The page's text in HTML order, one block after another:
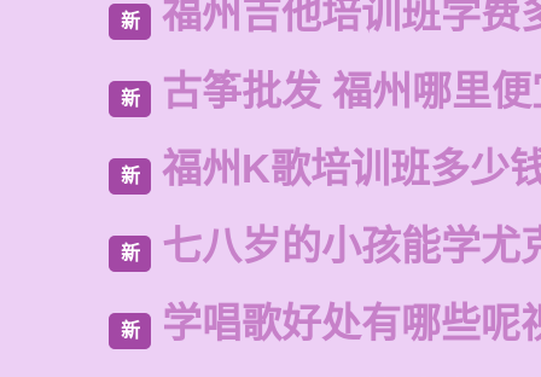
新 福州吉他培训班学费
新 古筝批发 福州哪里
新 福州K歌培训班多少
新 七八岁的小孩能学尤
新 学唱歌好处有哪些呢